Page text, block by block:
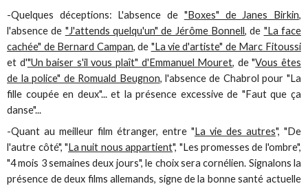
-Quelques déceptions: L'absence de "Boxes" de Janes Birkin,
l'absence de "J'attends quelqu'un" de Jérôme Bonnell, de "La face
cachée" de Bernard Campan, de "La vie d'artiste" de Marc Fitoussi
et d'"Un baiser s'il vous plaît" d'Emmanuel Mouret, de "Vous êtes
de la police" de Romuald Beugnon, l'absence de Chabrol pour "La
fille coupée en deux"... et la présence excessive de "Faut que ça
danse"...
-Quant au meilleur film étranger, entre "La vie des autres", "De
l'autre côté", "La nuit nous appartient", "Les promesses de l'ombre",
"4 mois 3 semaines deux jours", le choix sera cornélien. Signalons la
présence de deux films allemands, signe de la bonne santé actuelle